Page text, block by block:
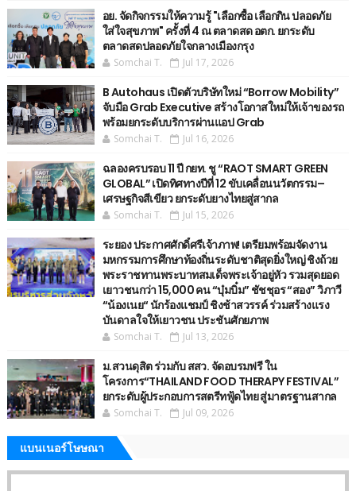
อย. จัดกิจกรรมให้ความรู้ "เลือกซื้อ เลือกกิน ปลอดภัย
ใส่ใจสุขภาพ" ครั้งที่ 4 ณ ตลาดสด อตก. ยกระดับ
ตลาดสดปลอดภัยใจกลางเมืองกรุง
Somchai T. Jul 17, 2026
B Autohaus เปิดตัวบริษัทใหม่ “Borrow Mobility”
จับมือ Grab Executive สร้างโอกาสใหม่ให้เจ้าของรถ
พร้อมยกระดับบริการผ่านแอป Grab
Somchai T. Jul 16, 2026
ฉลองครบรอบ 11 ปี กยท. ชู “RAOT SMART GREEN
GLOBAL” เปิดทิศทางปีที่ 12 ขับเคลื่อนนวัตกรรม–
เศรษฐกิจสีเขียว ยกระดับยางไทยสู่สากล
Somchai T. Jul 15, 2026
ระยอง ประกาศศักดิ์ศรีเจ้าภาพ! เตรียมพร้อมจัดงาน
มหกรรมการศึกษาท้องถิ่นระดับชาติสุดยิ่งใหญ่ ชิงถ้วย
พระราชทานพระบาทสมเด็จพระเจ้าอยู่หัว รวมสุดยอด
เยาวชนกว่า 15,000 คน “บุ๋มบิ๋ม” ชัชชุอร “สอง” วิภาวี
“น้องเนย“ นักร้องแชมป์ ชิงช้าสวรรค์ ร่วมสร้างแรง
บันดาลใจให้เยาวชน ประชันศักยภาพ
Somchai T. Jul 13, 2026
ม.สวนดุสิต ร่วมกับ สสว. จัดอบรมฟรี ใน
โครงการ“THAILAND FOOD THERAPY FESTIVAL”
ยกระดับผู้ประกอบการสตรีทฟู้ดไทย สู่มาตรฐานสากล
Somchai T. Jul 09, 2026
แบนเนอร์โษษณา